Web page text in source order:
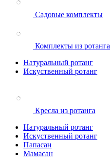
Садовые комплекты
Комплекты из ротанга
Натуральный ротанг
Искуственный ротанг
Кресла из ротанга
Натуральный ротанг
Искуственный ротанг
Папасан
Мамасан